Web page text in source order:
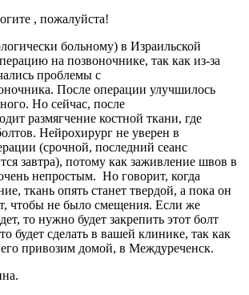
, пожалуйста!
больному) в Израильской
на позвоночнике, так как из-за
проблемы с
После операции улучшилось
Но сейчас, после
размягчение костной ткани, где
Нейрохирург не уверен в
(срочной, последний сеанс
завтра), потому как заживление швов в
непростым. Но говорит, когда
ткань опять станет твердой, а пока он
чтобы не было смещения. Если же
то нужно будет закрепить этот болт
будет сделать в вашей клинике, так как
привозим домой, в Междуреченск.